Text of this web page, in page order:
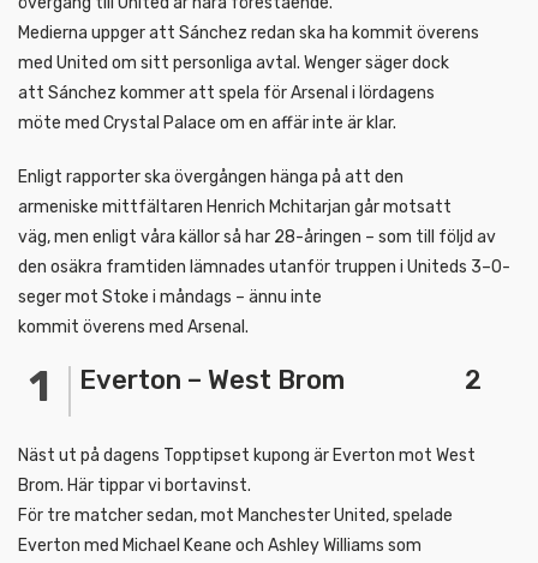
Medierna uppger att Sánchez redan ska ha kommit överens
med United om sitt personliga avtal. Wenger säger dock
att Sánchez kommer att spela för Arsenal i lördagens
möte med Crystal Palace om en affär inte är klar.
Enligt rapporter ska övergången hänga på att den
armeniske mittfältaren Henrich Mchitarjan går motsatt
väg, men enligt våra källor så har 28-åringen – som till följd av
den osäkra framtiden lämnades utanför truppen i Uniteds 3–0-
seger mot Stoke i måndags – ännu inte
kommit överens med Arsenal.
Everton – West Brom 2
Näst ut på dagens Topptipset kupong är Everton mot West
Brom. Här tippar vi bortavinst.
För tre matcher sedan, mot Manchester United, spelade
Everton med Michael Keane och Ashley Williams som